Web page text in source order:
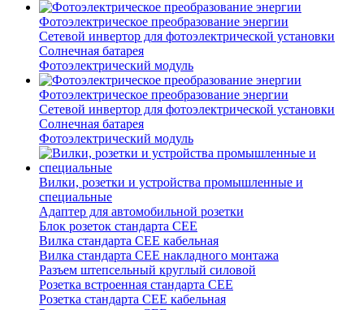
Фотоэлектрическое преобразование энергии
Сетевой инвертор для фотоэлектрической установки
Солнечная батарея
Фотоэлектрический модуль
Фотоэлектрическое преобразование энергии
Сетевой инвертор для фотоэлектрической установки
Солнечная батарея
Фотоэлектрический модуль
Вилки, розетки и устройства промышленные и
специальные
Адаптер для автомобильной розетки
Блок розеток стандарта CEE
Вилка стандарта CEE кабельная
Вилка стандарта CEE накладного монтажа
Разъем штепсельный круглый силовой
Розетка встроенная стандарта CEE
Розетка стандарта СЕЕ кабельная